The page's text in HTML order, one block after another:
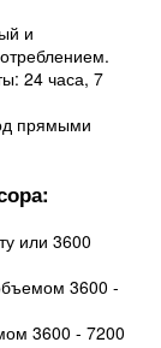
и
24 часа, 7
прямыми
или 3600
3600 -
3600 - 7200